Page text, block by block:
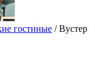
гостиные / Вустер